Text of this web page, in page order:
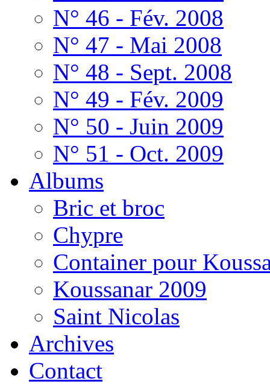
N° 46 - Fév. 2008
N° 47 - Mai 2008
N° 48 - Sept. 2008
N° 49 - Fév. 2009
N° 50 - Juin 2009
N° 51 - Oct. 2009
Albums
Bric et broc
Chypre
Container pour
Koussanar 2009
Saint Nicolas
Archives
Contact